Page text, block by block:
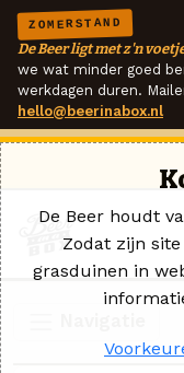
ZOMERSTAND
De Beer ligt met z'n
we wat minder goed
werkdagen duren.
hello@beerinabox.nl
De Beer houdt
Zodat zijn
grasduinen in